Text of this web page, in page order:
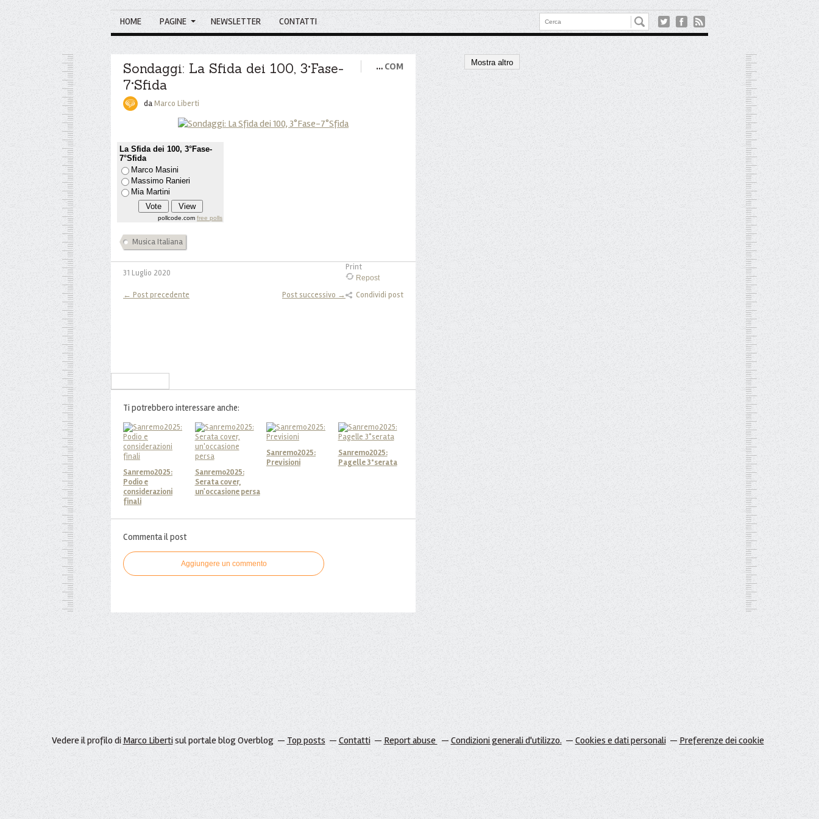
HOME PAGINE NEWSLETTER CONTATTI
Sondaggi: La Sfida dei 100, 3°Fase-
7°Sfida
… COM
daMarco Liberti
La Sfida dei 100, 3°Fase-
7°Sfida
Marco Masini
Massimo Ranieri
Mia Martini
pollcode.com free polls
Musica Italiana
31 Luglio 2020
Print
Repost
Condividi post
← Post precedente Post successivo →
Ti potrebbero interessare anche:
Sanremo2025:
Podio e
considerazioni
finali
Sanremo2025:
Serata cover,
un'occasione persa
Sanremo2025:
Previsioni
Sanremo2025:
Pagelle 3°serata
Commenta il post
Aggiungere un commento
Mostra altro
Vedere il profilo di Marco Libertisul portale blog Overblog Top posts Contatti Report abuse Condizioni generali d'utilizzo. Cookies e dati personali Preferenze dei cookie